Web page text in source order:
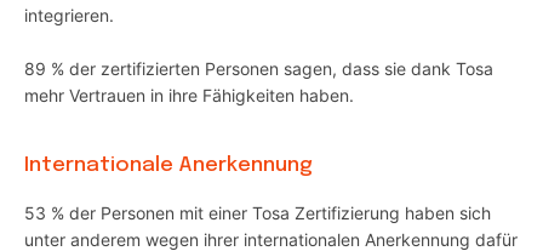
integrieren.
89 % der zertifizierten Personen sagen, dass sie dank Tosa
mehr Vertrauen in ihre Fähigkeiten haben.
Internationale Anerkennung
53 % der Personen mit einer Tosa Zertifizierung haben sich
unter anderem wegen ihrer internationalen Anerkennung dafür